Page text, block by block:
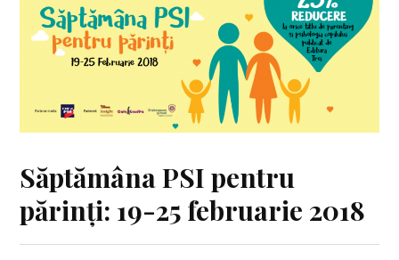
Săptămâna PSI pentru
părinți: 19-25 februarie 2018